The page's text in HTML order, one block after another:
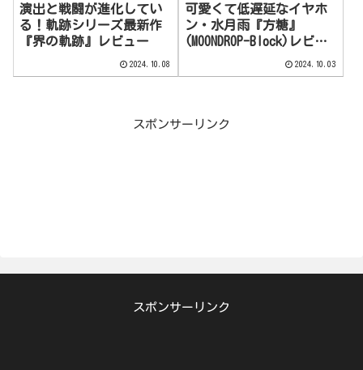
演出と戦闘が進化してい
る！軌跡シリーズ最新作
『界の軌跡』レビュー
2024.10.08
可愛くて低遅延なイヤホ
ン・水月雨『方糖』
(MOONDROP-Block)レビュ
2024.10.03
スポンサーリンク
スポンサーリンク